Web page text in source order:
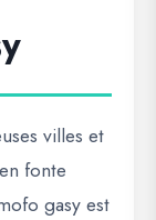
villes et
fonte
gasy est